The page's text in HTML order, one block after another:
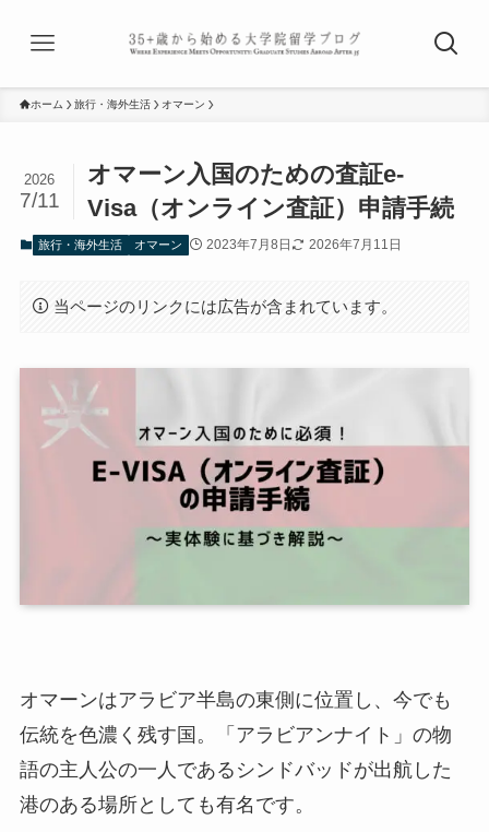
ホーム 旅行・海外生活 オマーン
オマーン入国のための査証e-
Visa（オンライン査証）申請手続
2026
7/11
旅行・海外生活 オマーン 2023年7月8日 2026年7月11日
当ページのリンクには広告が含まれています。
オマーンはアラビア半島の東側に位置し、今でも
伝統を色濃く残す国。「アラビアンナイト」の物
語の主人公の一人であるシンドバッドが出航した
港のある場所としても有名です。